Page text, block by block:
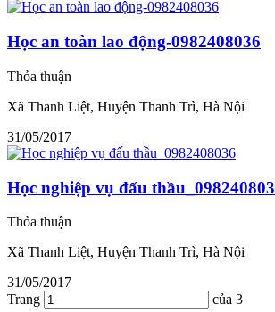
Học an toàn lao động-0982408036
Thỏa thuận
Xã Thanh Liệt, Huyện Thanh Trì, Hà Nội
31/05/2017
Học nghiệp vụ đấu
Thỏa thuận
Xã Thanh Liệt, Huyện Thanh Trì, Hà Nội
31/05/2017
Trang
của 3